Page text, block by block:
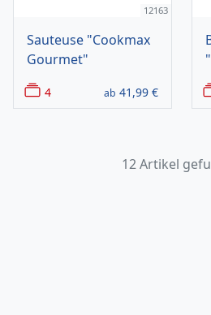
12163
Sauteuse "Cookmax
Gourmet"
4 ab 41,99 €
12 Artikel